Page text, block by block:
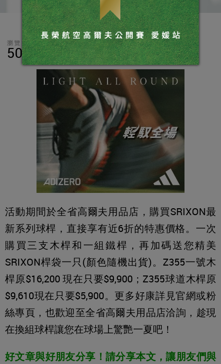
瀏覽數
50,069 分享 LINE
活動期間於全省高爾夫用品店，購買SRIXON最
新系列球桿，直接享有近6折的特惠價格。一次
購買三支木桿和一組鐵桿，再加碼送您精美
SRIXON桿袋一只(顏色隨機出貨)。Z355一號木
桿原$16,200 現在只要$9,900；Z355球道木桿原
$9,610現在只要$5,900。更多好康詳見官網或粉
絲專頁，也歡迎至全省高爾夫用品店洽詢，趁現
在換組球桿讓您在球場上驚艷一夏吧！
好文章與好朋友分享！請分享本文，讓朋友們與